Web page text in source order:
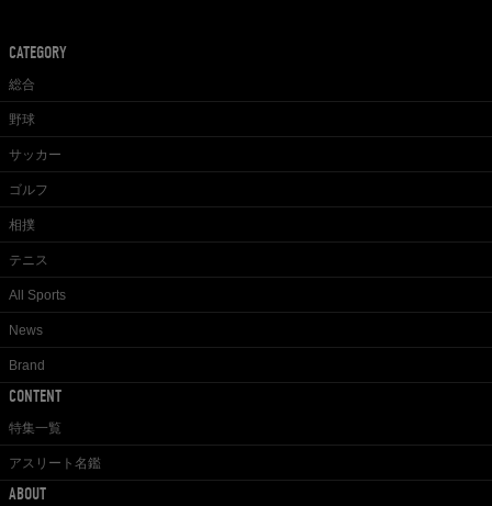
CATEGORY
総合
野球
サッカー
ゴルフ
相撲
テニス
All Sports
News
Brand
CONTENT
特集一覧
アスリート名鑑
ABOUT